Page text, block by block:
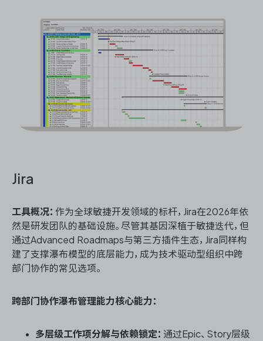
Jira
工具概况： 作为全球敏捷开发领域的标杆，Jira在2026年依
然是研发团队的基础设施。尽管其基因深植于敏捷迭代，但
通过Advanced Roadmaps与第三方插件生态，Jira同样构
建了支撑瀑布模型的底层能力，成为技术驱动型组织中跨
部门协作的常见选项。
跨部门协作瀑布管理能力核心能力：
多层级工作项分解与依赖锁定： 通过Epic、Story层级